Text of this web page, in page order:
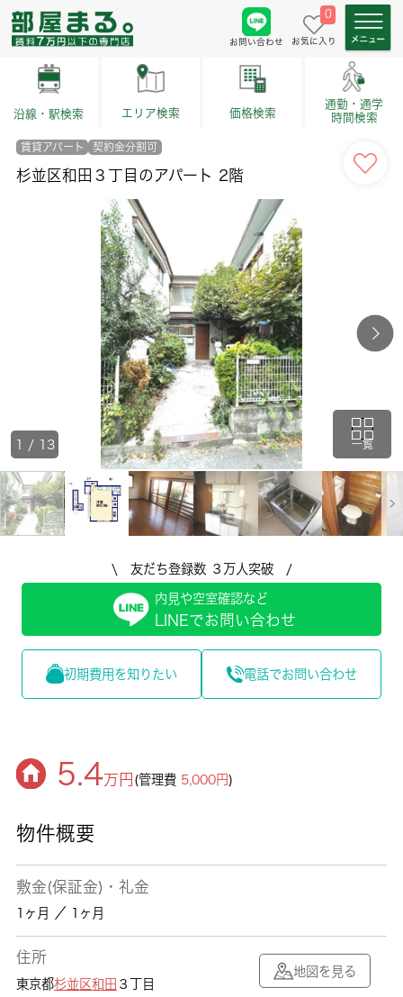
お問い合わせ
0
お気に入り
沿線・駅検索 エリア検索 価格検索
通勤・通学
時間検索
賃貸アパート 契約金分割可
杉並区和田３丁目のアパート 2階
一覧
1 / 13
\ 友だち登録数 ３万人突破 /
内見や空室確認など
LINEでお問い合わせ
初期費用を知りたい 電話でお問い合わせ
5.4万円 (管理費 5,000円)
物件概要
敷金(保証金)・礼金
1ヶ月 ／ 1ヶ月
住所
東京都杉並区和田 ３丁目
地図を見る